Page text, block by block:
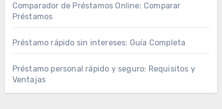
Comparador de Préstamos Online: Comparar
Préstamos
Préstamo rápido sin intereses: Guía Completa
Préstamo personal rápido y seguro: Requisitos y
Ventajas